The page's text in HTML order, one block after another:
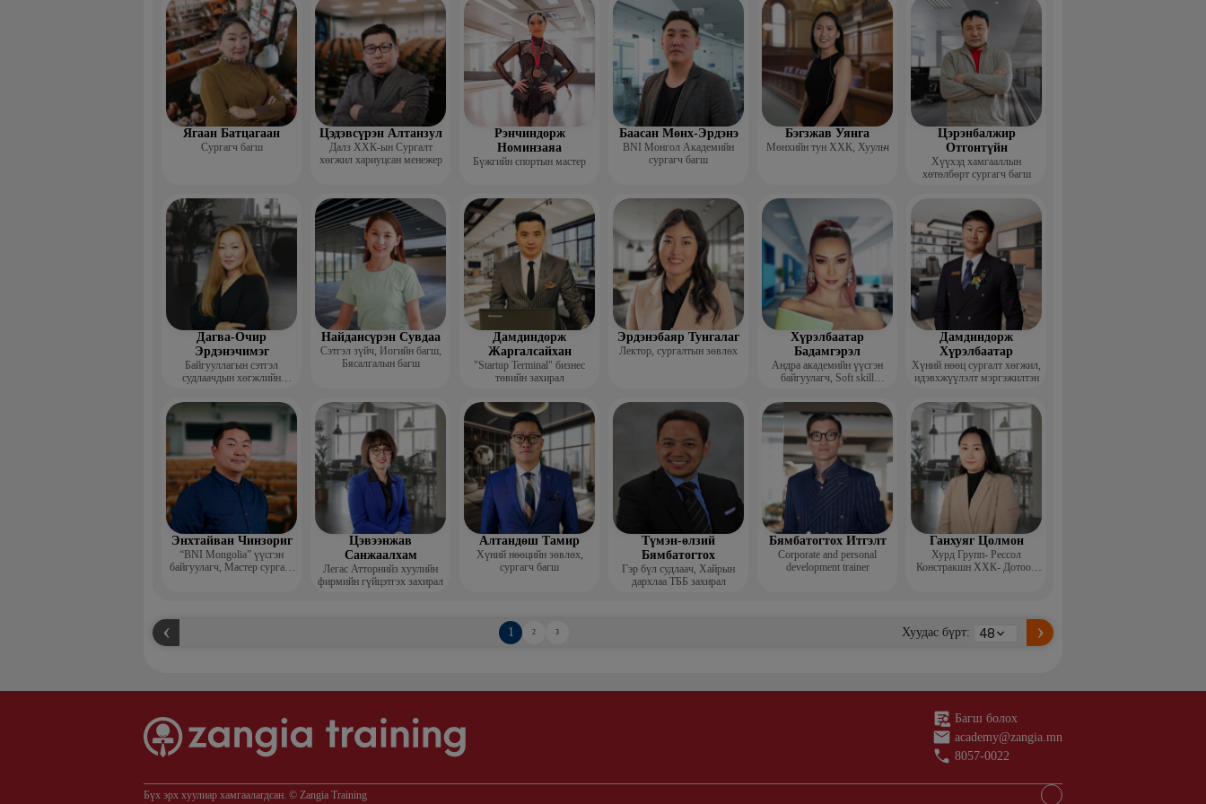
сургагч багш
Ягаан Батцагаан
Сургагч багш
Цэдэвсүрэн Алтанзул
Далз ХХК-ын Сургалт
хөгжил хариуцсан менежер
Рэнчиндорж
Номинзаяа
Бүжгийн спортын мастер
Баасан Мөнх-Эрдэнэ
BNI Монгол Академийн
сургагч багш
Бэгзжав Уянга
Мөнхийн тун ХХК, Хуульч
Цэрэнбалжир
Отгонтүйн
Хүүхэд хамгааллын
хөтөлбөрт сургагч багш
Дагва-Очир
Эрдэнэчимэг
Байгууллагын сэтгэл
судлаачдын хөгжлийн
захирал
Найдансүрэн Сувдаа
Сэтгэл зүйч, Иогийн багш,
Бясалгалын багш
Дамдиндорж
Жаргалсайхан
"Startup Terminal" бизнес
төвийн захирал
Эрдэнэбаяр Тунгалаг
Лектор, сургалтын зөвлөх
Хүрэлбаатар
Бадамгэрэл
Андра академийн үүсгэн
байгуулагч, Soft skill
Гоо зүйн ментор, Монголын
мисс, Топ модель
Дамдиндорж
Хүрэлбаатар
Хүний нөөц сургалт хөгжил,
идэвхжүүлэлт мэргэжилтэн
Энхтайван Чинзориг
“BNI Mongolia” үүсгэн
байгуулагч, Мастер сургагч
Цэвээнжав
Санжаалхам
Легас Атторнийз хуулийн
фирмийн гүйцэтгэх захирал
Алтандөш Тамир
Хүний нөөцийн зөвлөх,
сургагч багш
Түмэн-өлзий
Бямбатогтох
Гэр бүл судлаач, Хайрын
дархлаа ТББ захирал
Бямбатогтох Итгэлт
Corporate and personal
development trainer
Ганхуяг Цолмон
Хурд Групп- Рессол
Констракшн ХХК- Дотоод
1 2 3 Хуудас бүрт:
Багш болох
academy@zangia.mn
8057-0022
Бүх эрх хуулиар хамгаалагдсан. © Zangia Training